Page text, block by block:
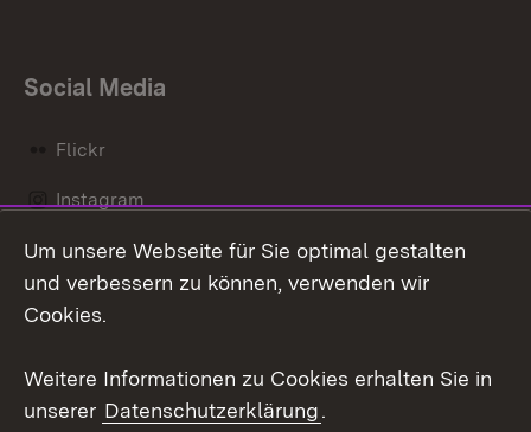
Social Media
Flickr
Instagram
Social Wall
Um unsere Webseite für Sie optimal gestalten
und verbessern zu können, verwenden wir
Cookies.
Weitere Informationen zu Cookies erhalten Sie in
unserer Datenschutzerklärung.